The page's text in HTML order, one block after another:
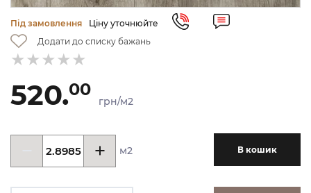
Під замовлення
Ціну уточнюйте
Додати до списку бажань
520.00
грн/м2
м2 В кошик